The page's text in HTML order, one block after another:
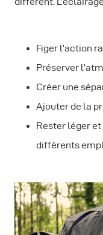
Figer l’action
Préserver
Créer une
Ajouter de la
Rester léger
différents